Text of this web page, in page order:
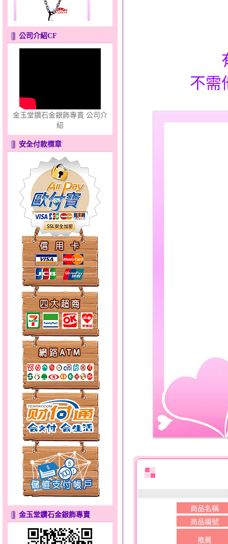
只愛你～男黃金戒指
天真Rody～金銀鋼套鍊
心之舞～金銀鋼套鍊
白鴿～黃金耳環
公司介紹CF
金玉堂鑽石金銀飾專賣 公司介
紹
安全付款標章
金玉堂鑽石金銀飾專賣
不需
商品名稱
商品編號
推薦